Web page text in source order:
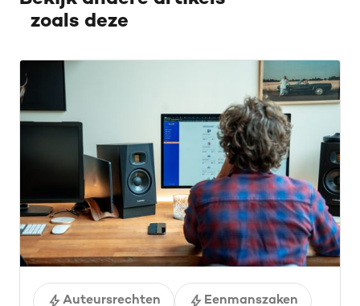
zoals deze
Auteursrechten Eenmanszaken